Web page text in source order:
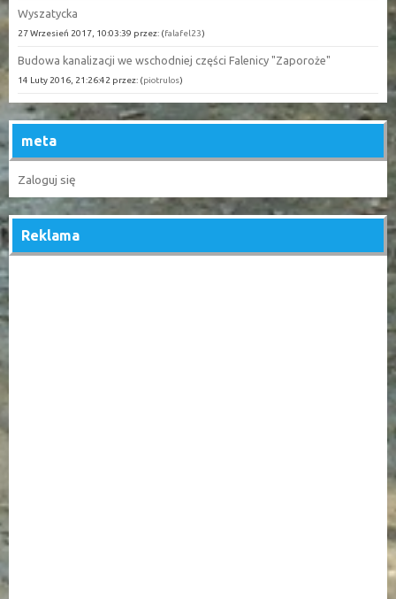
Wyszatycka
27 Wrzesień 2017, 10:03:39 przez: (falafel23)
Budowa kanalizacji we wschodniej części Falenicy "Zaporoże"
14 Luty 2016, 21:26:42 przez: (piotrulos)
meta
Zaloguj się
Reklama